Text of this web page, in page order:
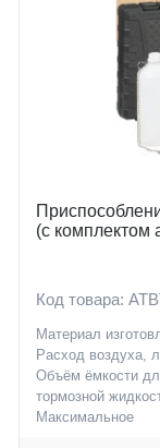
(с комплектом
Код товара:
Материал
Расход воздуха,
Объём ёмкости
тормозной
Максимальное